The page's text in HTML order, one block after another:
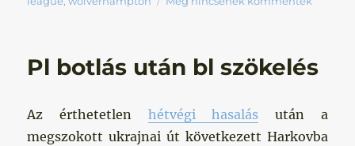
Pl botlás után bl szökelés
Az érthetetlen hétvégi hasalás után a
megszokott ukrajnai út következett Harkovba